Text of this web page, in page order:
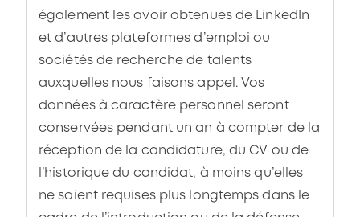
également les avoir obtenues de LinkedIn
et d’autres plateformes d’emploi ou
sociétés de recherche de talents
auxquelles nous faisons appel. Vos
données à caractère personnel seront
conservées pendant un an à compter de la
réception de la candidature, du CV ou de
l’historique du candidat, à moins qu’elles
ne soient requises plus longtemps dans le